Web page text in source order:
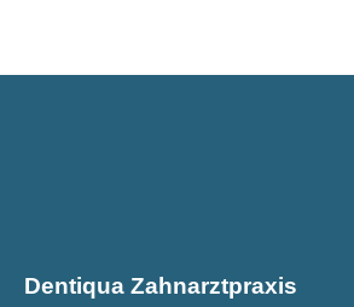
Dentiqua Zahnarztpraxis